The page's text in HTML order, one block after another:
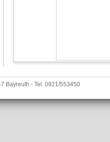
Bayreuth - Tel. 0921/553450